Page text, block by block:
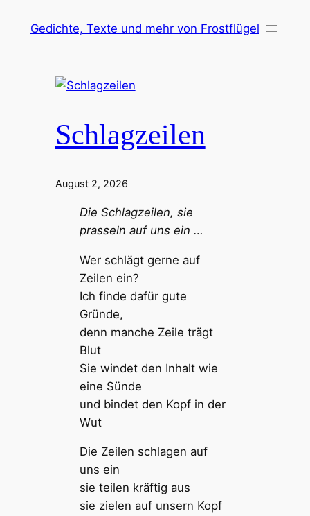
InhaltGedichte, Texte und mehr von Frostflügel
Schlagzeilen
August 2, 2026
Die Schlagzeilen, sie
prasseln auf uns ein …
Wer schlägt gerne auf
Zeilen ein?
Ich finde dafür gute
Gründe,
denn manche Zeile trägt
Blut
Sie windet den Inhalt wie
eine Sünde
und bindet den Kopf in der
Wut
Die Zeilen schlagen auf
uns ein
sie teilen kräftig aus
sie zielen auf unsern Kopf